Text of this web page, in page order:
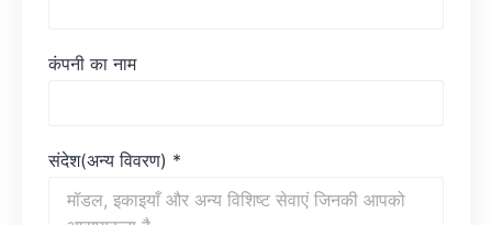
कंपनी का नाम
संदेश(अन्य विवरण) *